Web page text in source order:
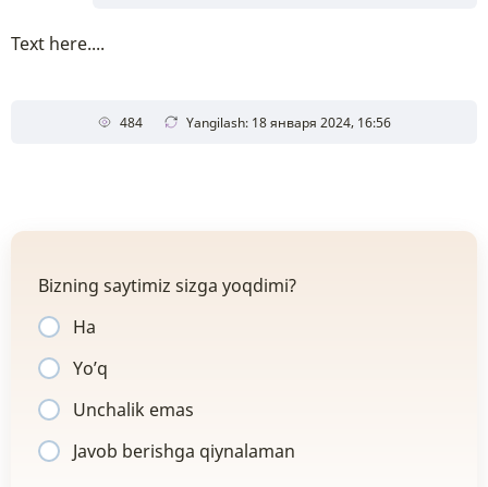
Text here....
484 Yangilash: 18 января 2024, 16:56
Bizning saytimiz sizga yoqdimi?
Ha
Yo’q
Unchalik emas
Javob berishga qiynalaman